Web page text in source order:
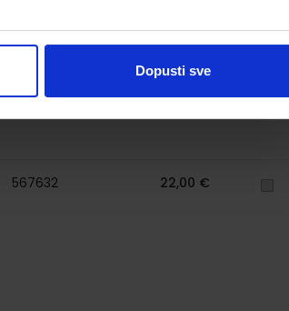
Dopusti sve
567631 22,00 €
567632 22,00 €